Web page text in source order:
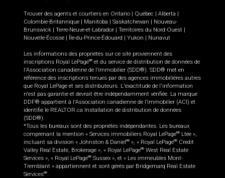
Trouver des agents et courtiers en Ontario | Québec | Alberta |
Colombie-Britannique | Manitoba | Saskatchewan | Nouveau-
Brunswick | Terre-Neuve-et-Labrador | Territoires du Nord-Ouest |
Nouvelle-Écosse | Île-du-Prince-Édouard | Yukon | Nunavut
Les informations des propriétés sur ce site proviennent des
inscriptions Royal LePageMD et du service de distribution de données de
l'Association canadienne de l’immobilier (SDD®). SDD® met en
référence des inscriptions tenues par des agences immobilières autres
que Royal LePage et ses distributeurs. L'exactitude de l'information
n'est pas garantie et devrait être indépendamment vérifiée. La marque
DDF® appartient à l'Association canadienne de l’immobilier (ACI) et
identifie le REALTOR.ca Installation de distribution de données
(SDD®).
*Tous les bureaux sont des propriétés indépendantes. Les bureaux
comprenant la mention « Services immobiliers Royal LePageMD
Ltée »,
incluant sa division « Johnston & DanielMD », « Royal LePageMD
Credit
Valley Real Estate, Brokerage », « Royal LePageMD West Real Estate
Services », « Royal LePageMD Sussex », et « Les immeubles Mont-
Tremblant » appartiennent et sont gérés par Bridgemarq Real Estate
ServicesMD.